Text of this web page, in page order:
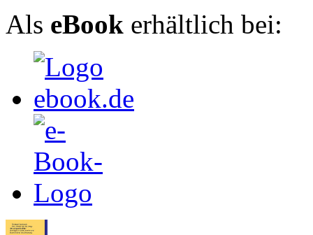
Als eBook erhältlich bei: